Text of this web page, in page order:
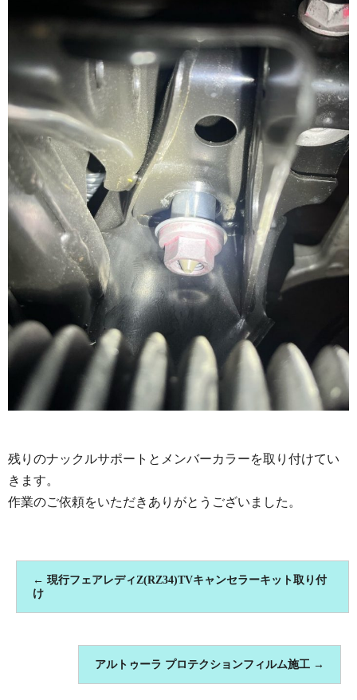
残りのナックルサポートとメンバーカラーを取り付けてい
きます。
作業のご依頼をいただきありがとうございました。
← 現行フェアレディZ(RZ34)TVキャンセラーキット取り付
け
アルトゥーラ プロテクションフィルム施工 →